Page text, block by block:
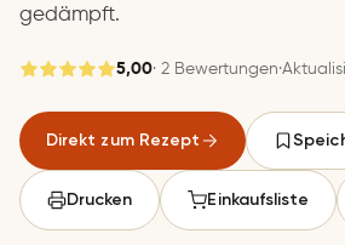
gedämpft.
5,00· 2 Bewertungen·
Direkt zum Rezept
Gespeichert
Speichern
Drucken Einkaufsliste